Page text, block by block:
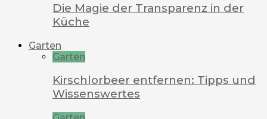
Die Magie der Transparenz in der
Küche
Garten
Garten
Kirschlorbeer entfernen: Tipps und
Wissenswertes